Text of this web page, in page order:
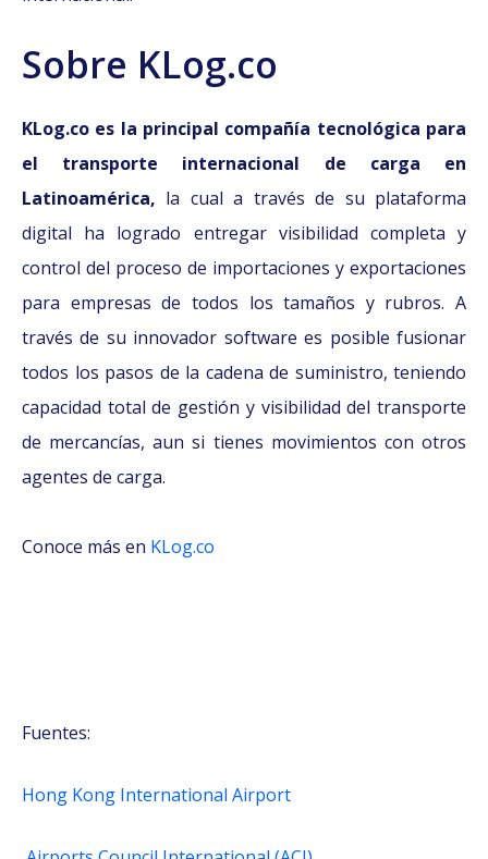
Sobre KLog.co
KLog.co es la principal compañía tecnológica para
el transporte internacional de carga en
Latinoamérica, la cual a través de su plataforma
digital ha logrado entregar visibilidad completa y
control del proceso de importaciones y exportaciones
para empresas de todos los tamaños y rubros. A
través de su innovador software es posible fusionar
todos los pasos de la cadena de suministro, teniendo
capacidad total de gestión y visibilidad del transporte
de mercancías, aun si tienes movimientos con otros
agentes de carga.
Conoce más en KLog.co
Fuentes:
Hong Kong International Airport